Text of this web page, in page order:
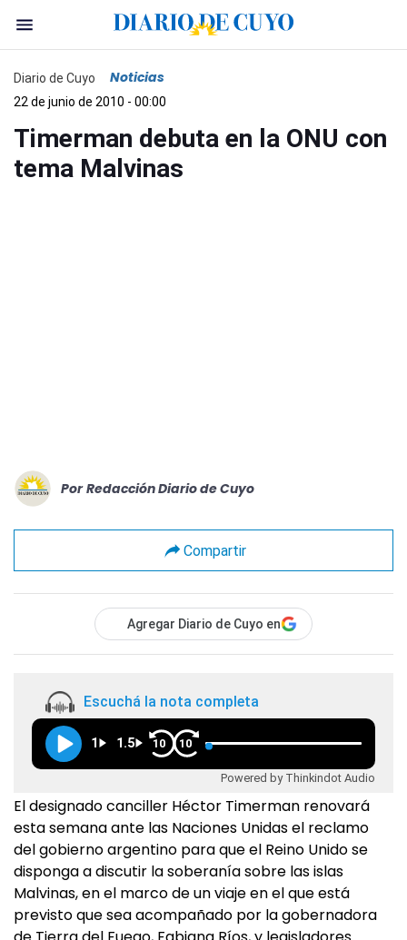
Diario de Cuyo Noticias
22 de junio de 2010 - 00:00
Timerman debuta en la ONU con
tema Malvinas
Por Redacción Diario de Cuyo
Compartir
Agregar Diario de Cuyo en
Escuchá la nota completa
1 1.5 10 10
Powered by Thinkindot Audio
El designado canciller Héctor Timerman renovará
esta semana ante las Naciones Unidas el reclamo
del gobierno argentino para que el Reino Unido se
disponga a discutir la soberanía sobre las islas
Malvinas, en el marco de un viaje en el que está
previsto que sea acompañado por la gobernadora